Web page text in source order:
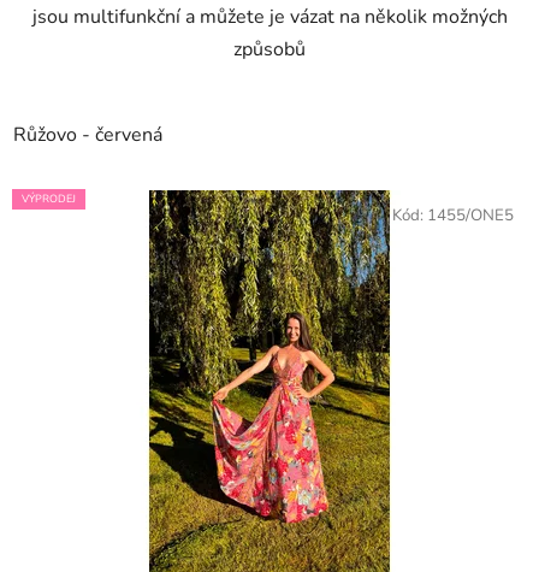
jsou multifunkční a můžete je vázat na několik možných
způsobů
Růžovo - červená
VÝPRODEJ
Kód: 1455/ONE5